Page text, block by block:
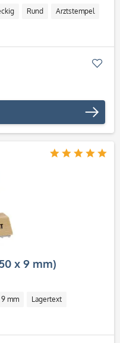
Rund Arztstempel
x 9 mm)
mm Lagertext